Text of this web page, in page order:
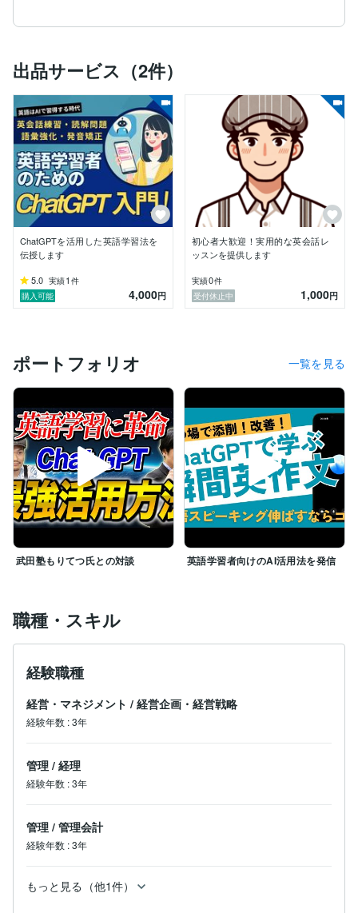
出品サービス（2件）
ChatGPTを活用した英語学習法を
伝授します
5.0 実績1 件
購入可能
4,000円
初心者大歓迎！実用的な英会話レ
ッスンを提供します
実績0件
受付休止中
1,000円
ポートフォリオ 一覧を見る
武田塾もりてつ氏との対談 英語学習者向けのAI活用法を発信
職種・スキル
経験職種
経営・マネジメント / 経営企画・経営戦略
経験年数 :3年
管理 / 経理
経験年数 :3年
管理 / 管理会計
経験年数 :3年
もっと見る（他1件）